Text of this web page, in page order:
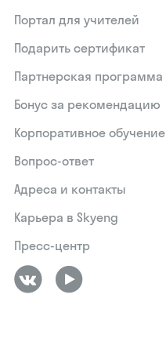
Портал для учителей
Подарить сертификат
Партнерская программа
Бонус за рекомендацию
Корпоративное обучение
Вопрос-ответ
Адреса и контакты
Карьера в Skyeng
Пресс-центр